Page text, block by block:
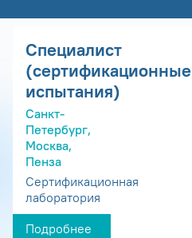
Специалист
(сертификационные
испытания)
Санкт-
Петербург,
Москва,
Пенза
Сертификационная
лаборатория
Подробнее